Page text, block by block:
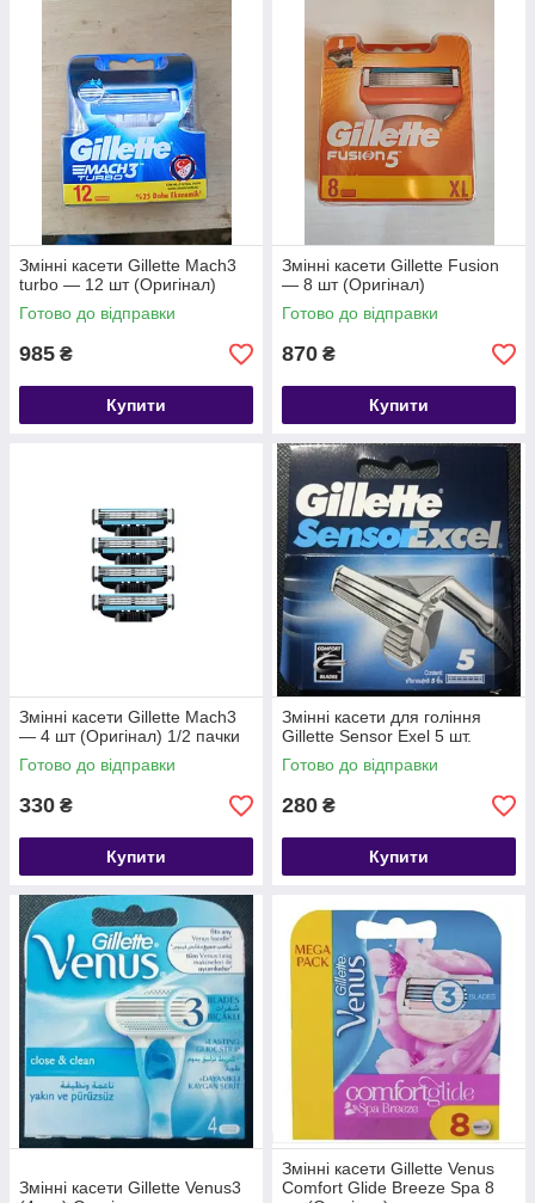
Змінні касети Gillette Mach3
turbo — 12 шт (Оригінал)
Готово до відправки
985 ₴
Купити
Змінні касети Gillette Fusion
— 8 шт (Оригінал)
Готово до відправки
870 ₴
Купити
Змінні касети Gillette Mach3
— 4 шт (Оригінал) 1/2 пачки
Готово до відправки
330 ₴
Купити
Змінні касети для гоління
Gillette Sensor Exel 5 шт.
Готово до відправки
280 ₴
Купити
Змінні касети Gillette Venus3
Змінні касети Gillette Venus
Comfort Glide Breeze Spa 8